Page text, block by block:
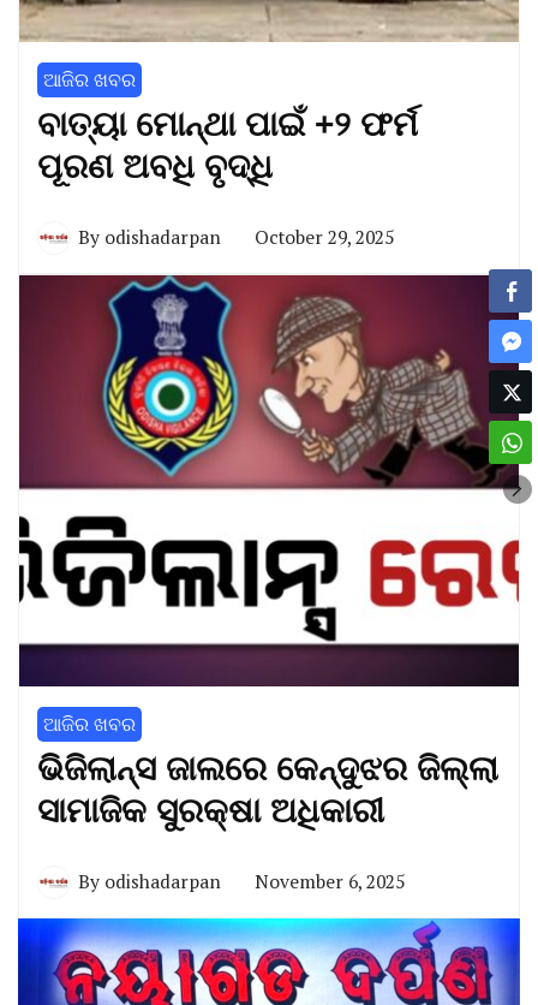
ଆଜିର ଖବର
ବାତ୍ୟା ମୋନ୍ଥା ପାଇଁ +୨ ଫର୍ମ
ପୂରଣ ଅବଧି ବୃଦ୍ଧି
By odishadarpan October 29, 2025
ଆଜିର ଖବର
ଭିଜିଲାନ୍ସ ଜାଲରେ କେନ୍ଦୁଝର ଜିଲ୍ଲା
ସାମାଜିକ ସୁରକ୍ଷା ଅଧିକାରୀ
By odishadarpan November 6, 2025